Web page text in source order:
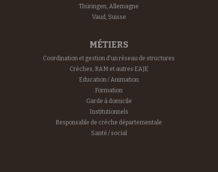
Thüringen, Allemagne
Vaud, Suisse
MÉTIERS
Coordination et gestion d'un réseau de structures
Crèches, RAM et autres EAJE
Education / Animation
Formation
Garde à domicile
Institutionnels
Responsable de crèche départementale
Santé / social